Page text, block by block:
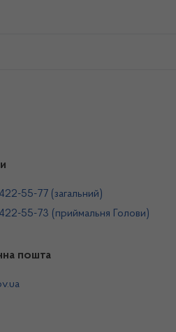
55-77 (загальний)
55-73 (приймальня Голови)
пошта